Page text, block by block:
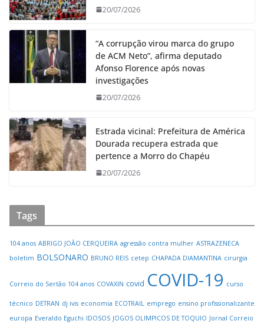
20/07/2026
“A corrupção virou marca do grupo
de ACM Neto”, afirma deputado
Afonso Florence após novas
investigações
20/07/2026
Estrada vicinal: Prefeitura de América
Dourada recupera estrada que
pertence a Morro do Chapéu
20/07/2026
Tags
104 anos ABRIGO JOÃO CERQUEIRA agressão contra mulher ASTRAZENECA
boletim BOLSONARO BRUNO REIS cetep CHAPADA DIAMANTINA cirurgia
Correio do Sertão 104 anos COVAXIN covid COVID-19 curso
técnico DETRAN dj ivis economia ECOTRAIL emprego ensino profissionalizante
europa Everaldo Eguchi IDOSOS JOGOS OLIMPICOS DE TOQUIO Jornal Correio